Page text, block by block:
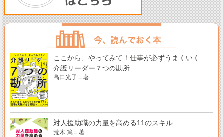
ここから、やってみて！仕事が必ずうまくいく
介護リーダー７つの勘所
髙口光子＝著
対人援助職の力量を高める11のスキル
荒木 篤＝著